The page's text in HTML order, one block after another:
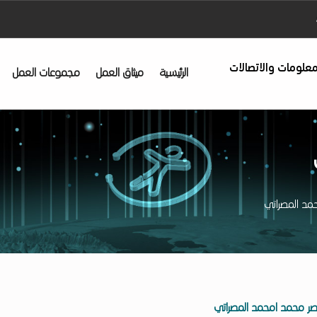
والاتصالات
الرئيسية ميثاق العمل مجموعات العمل
المصراتي
محمد امحمد المصراتي